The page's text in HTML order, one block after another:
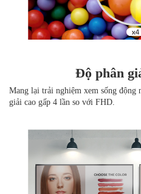
Độ phân
Mang lại trải nghiệm xem sống động
giải cao gấp 4 lần so với FHD.